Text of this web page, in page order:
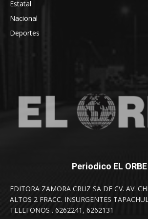
Estatal
Nacional
Deportes
Periodico EL ORBE
EDITORA ZAMORA CRUZ SA DE CV. AV.
ALTOS 2 FRACC. INSURGENTES
TELEFONOS . 6262241, 6262131